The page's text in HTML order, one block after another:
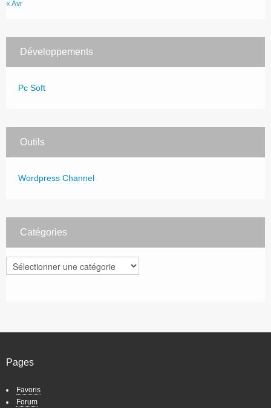
« Avr
Développements
Pc Soft
Outils
Wordpress Channel
Catégories
Catégories
Pages
Favoris
Forum